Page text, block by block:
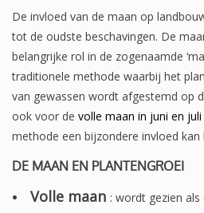
De invloed van de maan op
tot de oudste beschavingen. De
belangrijke rol in de zogenaamde
traditionele methode waarbij het
van gewassen wordt afgestemd op
ook voor de volle maan in juni en juli
methode een bijzondere invloed kan
DE MAAN EN PLANTENGROEI
Volle maan : wordt gezien